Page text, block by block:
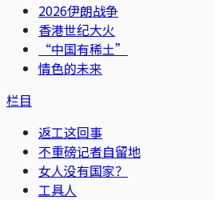
2026伊朗战争
香港世纪大火
“中国有稀土”
情色的未来
栏目
返工这回事
不重磅记者自留地
女人没有国家？
工具人